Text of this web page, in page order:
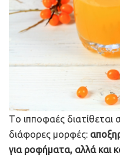
Tο ιπποφαές
διάφορες μορφές:
για ροφήματα, αλλά και